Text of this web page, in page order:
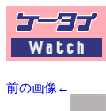
前の画像←